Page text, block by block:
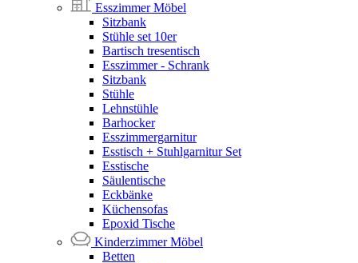
Esszimmer Möbel
Sitzbank
Stühle set 10er
Bartisch tresentisch
Esszimmer - Schrank
Sitzbank
Stühle
Lehnstühle
Barhocker
Esszimmergarnitur
Esstisch + Stuhlgarnitur Set
Esstische
Säulentische
Eckbänke
Küchensofas
Epoxid Tische
Kinderzimmer Möbel
Betten